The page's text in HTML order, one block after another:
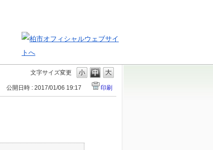
文字サイズ変更
公開日時 : 2017/01/06 19:17 印刷